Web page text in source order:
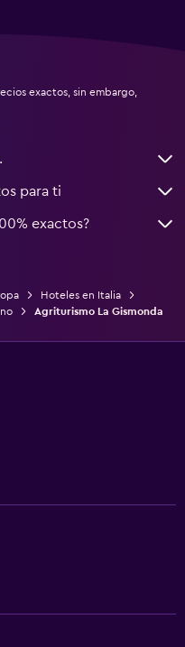
exactos, sin embargo,
para ti
exactos?
Hoteles en Italia
Agriturismo La Gismonda